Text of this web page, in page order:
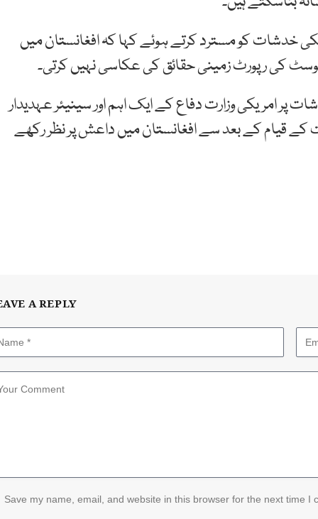
خدشات کو مسترد کرتے ہوئے کہا کہ افغانستان میں
کی رپورٹ زمینی حقائق کی عکاسی نہیں کرتی۔
امریکی وزارت دفاع کے ایک اہم اور سینیئر عہدیدار
کے قیام کے بعد سے افغانستان میں داعش پر نظر رکھے
A REPLY
Save my name, email, and website in this browser for the next time I